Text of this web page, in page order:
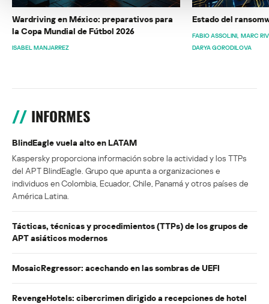
Wardriving en México: preparativos para
la Copa Mundial de Fútbol 2026
ISABEL MANJARREZ
Estado del
FABIO ASSOLINI MARC
DARYA GORODILOVA
INFORMES
BlindEagle vuela alto en LATAM
Kaspersky proporciona información sobre la actividad y los TTPs
del APT BlindEagle. Grupo que apunta a organizaciones e
individuos en Colombia, Ecuador, Chile, Panamá y otros países de
América Latina.
Tácticas, técnicas y procedimientos (TTPs) de los grupos de
APT asiáticos modernos
MosaicRegressor: acechando en las sombras de UEFI
RevengeHotels: cibercrimen dirigido a recepciones de hotel